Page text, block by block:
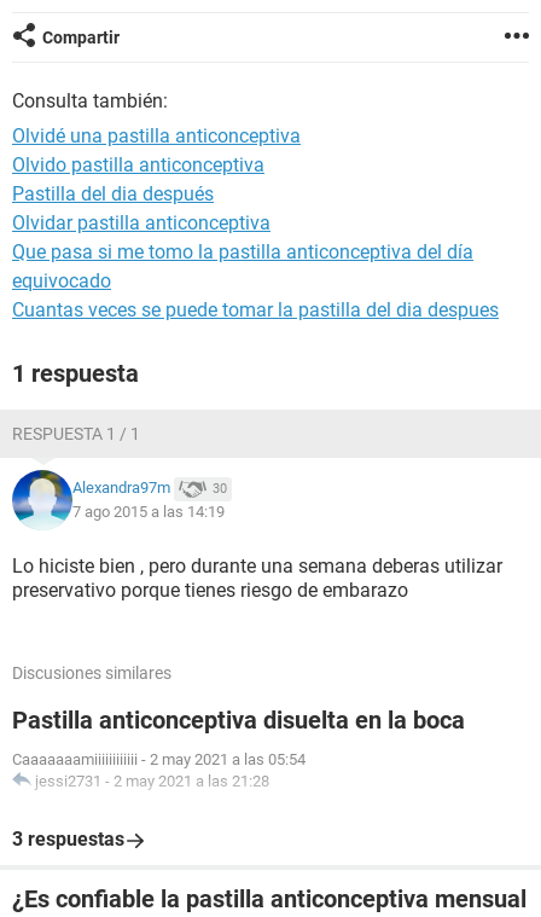
GLOSARIO
Compartir
Consulta también:
Olvidé una pastilla anticonceptiva
Olvido pastilla anticonceptiva
Pastilla del dia después
Olvidar pastilla anticonceptiva
Que pasa si me tomo la pastilla anticonceptiva del día
equivocado
Cuantas veces se puede tomar la pastilla del dia despues
1 respuesta
RESPUESTA 1 / 1
Alexandra97m 30
7 ago 2015 a las 14:19
Lo hiciste bien , pero durante una semana deberas utilizar
preservativo porque tienes riesgo de embarazo
Discusiones similares
Pastilla anticonceptiva disuelta en la boca
Caaaaaaamiiiiiiiiiiii - 2 may 2021 a las 05:54
jessi2731 - 2 may 2021 a las 21:28
3 respuestas
¿Es confiable la pastilla anticonceptiva mensual